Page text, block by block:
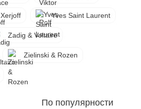
Xerjoff Yves Saint Laurent
Zadig & Voltaire
Zielinski & Rozen
По популярности